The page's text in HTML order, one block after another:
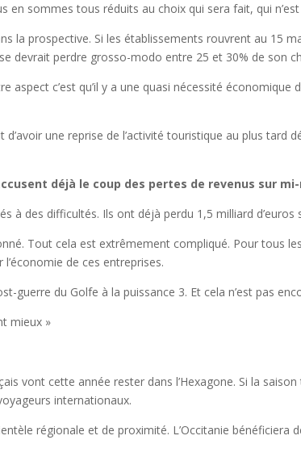
sommes tous réduits au choix qui sera fait, qui
la prospective. Si les établissements rouvrent au 15
devrait perdre grosso-modo entre 25 et 30% de son
c’est qu’il y a une quasi nécessité
une reprise de l’activité touristique au plus tard
déjà le coup des pertes de revenus sur
des difficultés. Ils ont déjà perdu 1,5 milliard
Tout cela est extrêmement compliqué. Pour tous
de ces entreprises.
guerre du Golfe à la puissance 3. Et cela n’est pas
mieux »
vont cette année rester dans l’Hexagone. Si la
internationaux.
régionale et de proximité. L’Occitanie bénéficiera